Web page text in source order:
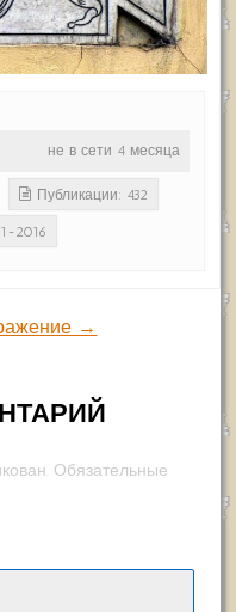
не в сети 4 месяца
Публикации: 432
2016
→
Обязательные